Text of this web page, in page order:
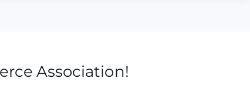
Association!